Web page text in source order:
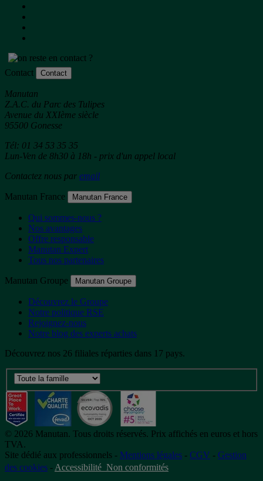
Contact Contact
Manutan
Z.A.C. du Parc des Tulipes
Avenue du XXIème siècle
95500 Gonesse
Tél: 01 34 53 35 35
Lun-Ven de 8h30 à 18h - prix d'un appel local
Contactez nous par email
Manutan France Manutan France
Qui sommes-nous ?
Nos avantages
Offre responsable
Manutan Expert
Tous nos partenaires
Manutan Groupe Manutan Groupe
Découvrez le Groupe
Notre politique RSE
Rejoignez-nous
Notre blog des experts achats
Découvrez nos 26 filiales réparties dans 17 pays.
© 2026 Manutan. Tous droits réservés. Prix affichés en euros et hors
TVA.
Site dédié aux professionnels - Mentions légales - CGV - Gestion
des cookies - Accessibilité  Non conformités